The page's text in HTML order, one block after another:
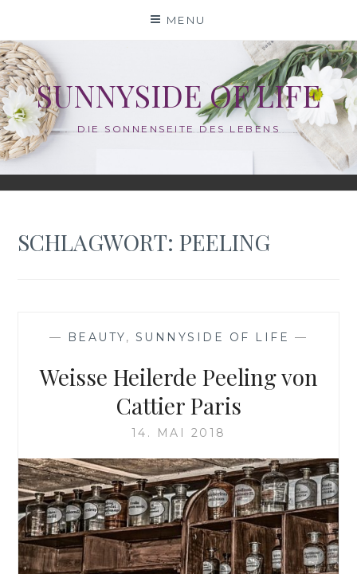
content
MENU
SUNNYSIDE OF LIFE
DIE SONNENSEITE DES LEBENS
SCHLAGWORT:PEELING
— BEAUTY, SUNNYSIDE OF LIFE —
Weisse Heilerde Peeling von
Cattier Paris
14. MAI 2018